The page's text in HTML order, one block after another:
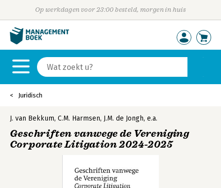
Op werkdagen voor 23:00 besteld, morgen in huis
Juridisch
J. van Bekkum, C.M. Harmsen, J.M. de Jongh, e.a.
Geschriften vanwege de Vereniging
Corporate Litigation 2024-2025